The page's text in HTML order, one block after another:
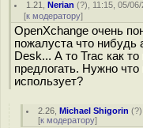
1.21 ,Nerian (?), 11:15, 05/
[к модератору]
OpenXchange очень
пожалуста что нибудь
Desk... А то Trac как
предлогать. Нужно
использует?
2.26 ,Michael Shigorin (?
[к модератору]